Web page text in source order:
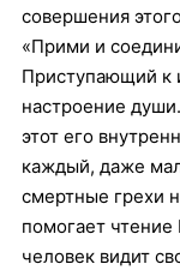
совершения
«Прими и
Приступающий к
настроение
этот его
каждый, даже
смертные грехи
помогает чтение
человек видит